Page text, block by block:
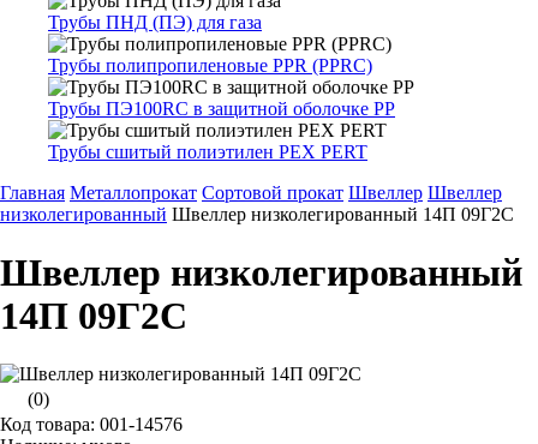
Трубы ПНД (ПЭ) для газа
Трубы полипропиленовые PPR (PPRC)
Трубы ПЭ100RC в защитной оболочке PP
Трубы сшитый полиэтилен PEX PERT
Главная Металлопрокат Сортовой прокат Швеллер Швеллер
низколегированный Швеллер низколегированный 14П 09Г2С
Швеллер низколегированный
14П 09Г2С
(0)
Код товара: 001-14576